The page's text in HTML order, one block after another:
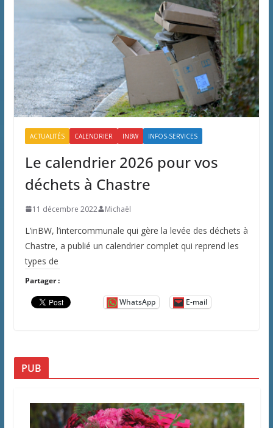
ACTUALITÉS CALENDRIER INBW INFOS-SERVICES
Le calendrier 2026 pour vos
déchets à Chastre
11 décembre 2022 Michaël
L’inBW, l’intercommunale qui gère la levée des déchets à
Chastre, a publié un calendrier complet qui reprend les
types de
Partager :
WhatsApp E-mail
PUB